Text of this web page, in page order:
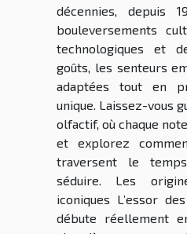
décennies, depuis
bouleversements
technologiques et
goûts, les senteurs
adaptées tout en
unique. Laissez-vous
olfactif, où chaque
et explorez
traversent le
séduire. Les
iconiques L’essor
débute réellement